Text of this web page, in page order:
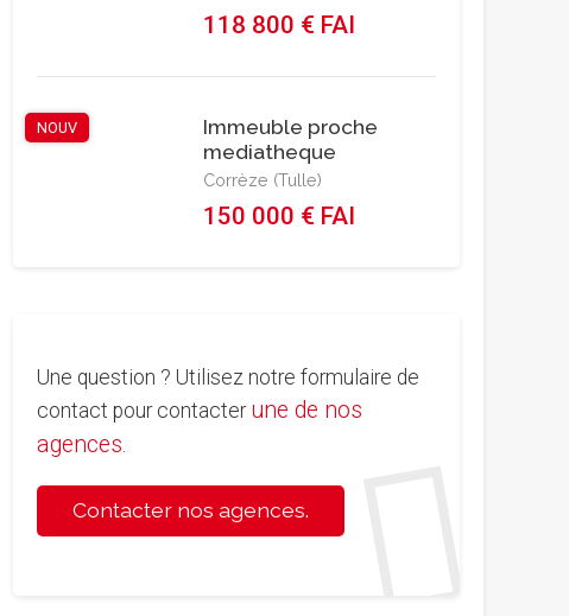
118 800 € FAI
NOUV
Immeuble proche
mediatheque
Corrèze (Tulle)
150 000 € FAI
Une question ? Utilisez notre formulaire de
contact pour contacter une de nos
agences
Contacter nos agences.